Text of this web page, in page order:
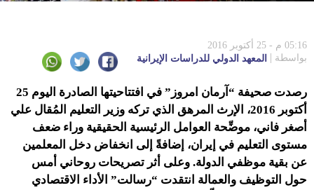
05:16 م - 25 أكتوبر 2016
بواسطة
المعهد الدولي للدراسات الإيرانية
رصدت صحيفة “آرمان امروز” في افتتاحيتها الصادرة اليوم 25
أكتوبر 2016، الإرث المرهق الذي تركه وزير التعليم المُقال علي
أصغر فاني، موضِّحة العوامل الرئيسية الحقيقية وراء ضعف
مستوى التعليم في إيران، إضافةً إلى انخفاض دخل المعلمين
عن بقية موظفي الدولة. وعلى أثر تصريحات روحاني أمس
حول التوظيف والعمالة انتقدت “رسالت” الأداء الاقتصادي